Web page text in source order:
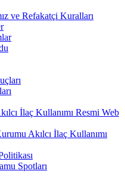
ve Refakatçi Kuralları
İlaç Kullanımı Resmi Web
Akılcı İlaç Kullanımı
Spotları